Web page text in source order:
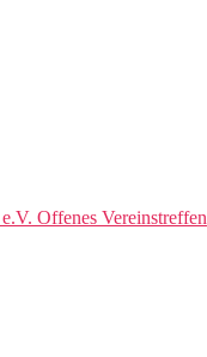
Offenes Vereinstreffen